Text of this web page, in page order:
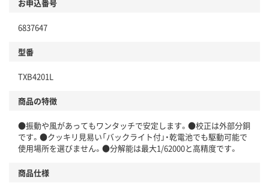
お申込番号
6837647
型番
TXB4201L
商品の特徴
●振動や風があってもワンタッチで安定します。●校正は外部分銅
です。●クッキリ見易い「バックライト付」・乾電池でも駆動可能で
使用場所を選びません。●分解能は最大1/62000と高精度です。
商品仕様